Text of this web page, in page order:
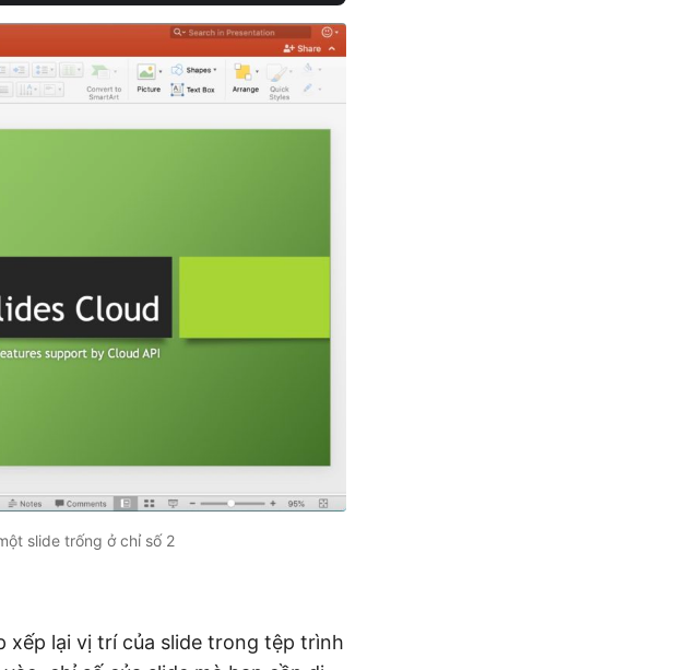
slide trống ở chỉ số 2
xếp lại vị trí của slide trong tệp trình